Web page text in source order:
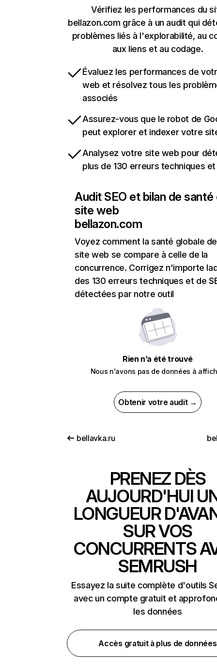
Vérifiez les performances du
bellazon.com grâce à un audit qui
problèmes liés à l'explorabilité, au
aux liens et au codage.
Évaluez les performances de
web et résolvez tous les
associés
Assurez-vous que le robot de
peut explorer et indexer votre
Analysez votre site web pour
plus de 130 erreurs techniques et
Audit SEO et bilan de santé
site web
bellazon.com
Voyez comment la santé globale
site web se compare à celle de la
concurrence. Corrigez n'importe
des 130 erreurs techniques et de
détectées par notre outil
Rien n’a été trouvé
Nous n'avons pas de données à
Obtenir votre audit →
bellavka.ru
PRENEZ DÈS
AUJOURD'HUI
LONGUEUR
SUR VOS
CONCURRENTS
SEMRUSH
Essayez la suite complète d'outils
avec un compte gratuit et
les données
Accès gratuit à plus de données